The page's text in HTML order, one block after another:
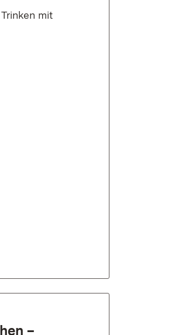
mit
–